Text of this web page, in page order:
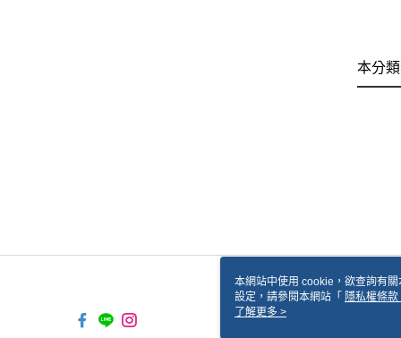
本分
本網站中使用 cookie，欲查詢有
設定，請參閱本網站「 隱私權條款
使用 cookie。
了解更多 >